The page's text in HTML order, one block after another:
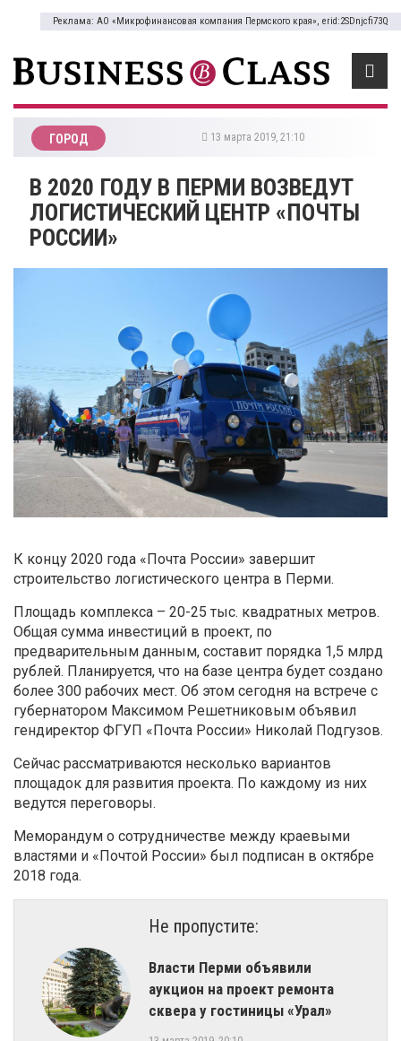
Реклама: АО «Микрофинансовая компания Пермского края», erid:2SDnjcfi73Q
ГОРОД 13 марта 2019, 21:10
​В 2020 ГОДУ В ПЕРМИ ВОЗВЕДУТ
ЛОГИСТИЧЕСКИЙ ЦЕНТР «ПОЧТЫ
РОССИИ»
К концу 2020 года «Почта России» завершит
строительство логистического центра в Перми.
Площадь комплекса – 20-25 тыс. квадратных метров.
Общая сумма инвестиций в проект, по
предварительным данным, составит порядка 1,5 млрд
рублей. Планируется, что на базе центра будет создано
более 300 рабочих мест. Об этом сегодня на встрече с
губернатором Максимом Решетниковым объявил
гендиректор ФГУП «Почта России» Николай Подгузов.
Сейчас рассматриваются несколько вариантов
площадок для развития проекта. По каждому из них
ведутся переговоры.
Меморандум о сотрудничестве между краевыми
властями и «Почтой России» был подписан в октябре
2018 года.
Не пропустите:
Власти Перми объявили
аукцион на проект ремонта
сквера у гостиницы «Урал»